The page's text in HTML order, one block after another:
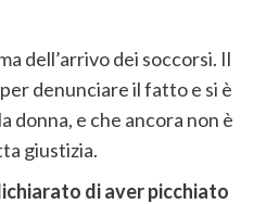
dell’arrivo dei soccorsi. Il
denunciare il fatto e si è
donna, e che ancora non è
giustizia.
di aver picchiato